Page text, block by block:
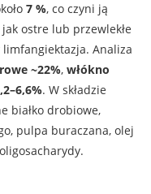
7 %, co czyni ją
ostre lub przewlekłe
Analiza
~22%, włókno
. W składzie
białko drobiowe,
pulpa buraczana, olej